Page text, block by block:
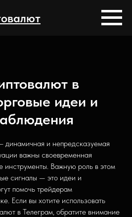
в
идеи и
динамичная и непредсказуемая
важны своевременная
инструменты. Важную роль в этом
сигналы — это идеи и
помочь трейдерам
Если вы хотите использовать
в Телеграм, обратите внимание